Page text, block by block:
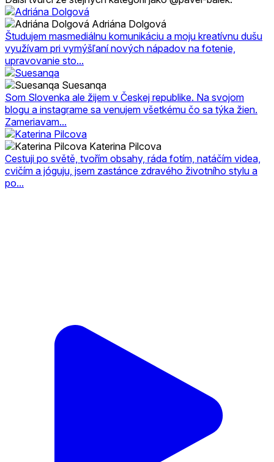
Adriána Dolgová
Študujem masmediálnu komunikáciu a moju kreatívnu dušu
využívam pri vymýšľaní nových nápadov na fotenie,
upravovanie sto...
Suesanqa
Som Slovenka ale žijem v Českej republike. Na svojom
blogu a instagrame sa venujem všetkému čo sa týka žien.
Zameriavam...
Katerina Pilcova
Cestuji po světě, tvořím obsahy, ráda fotím, natáčím videa,
cvičím a jóguju, jsem zastánce zdravého životního stylu a
po...